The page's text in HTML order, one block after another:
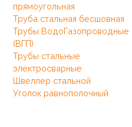
прямоугольная
Труба стальная бесшовная
Трубы ВодоГазопроводные
(ВГП)
Трубы стальные
электросварные
Швеллер стальной
Уголок равнополочный